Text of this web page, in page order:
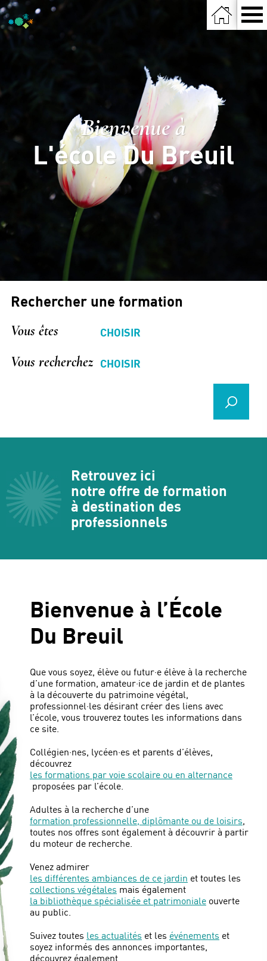
Bienvenue à
L'école Du Breuil
Rechercher une formation
Vous êtes
Vous recherchez
Retrouvez ici
notre offre de formation
à destination des
professionnels
Bienvenue à l’École
Du Breuil
Que vous soyez, élève ou futur·e élève à la recherche
d’une formation, amateur·ice de jardin et de plantes
à la découverte du patrimoine végétal,
professionnel·les désirant créer des liens avec
l’école, vous trouverez toutes les informations dans
ce site.
Collégien·nes, lycéen·es et parents d’élèves,
découvrez
les formations par voie scolaire ou en alternance
proposées par l’école.
Adultes à la recherche d’une
formation professionnelle, diplômante ou de loisirs,
toutes nos offres sont également à découvrir à partir
du moteur de recherche.
Venez admirer
les différentes ambiances de ce jardin et toutes les
collections végétales mais également
la bibliothèque spécialisée et patrimoniale ouverte
au public.
Suivez toutes les actualités et les événements et
soyez informés des annonces importantes,
découvrez également